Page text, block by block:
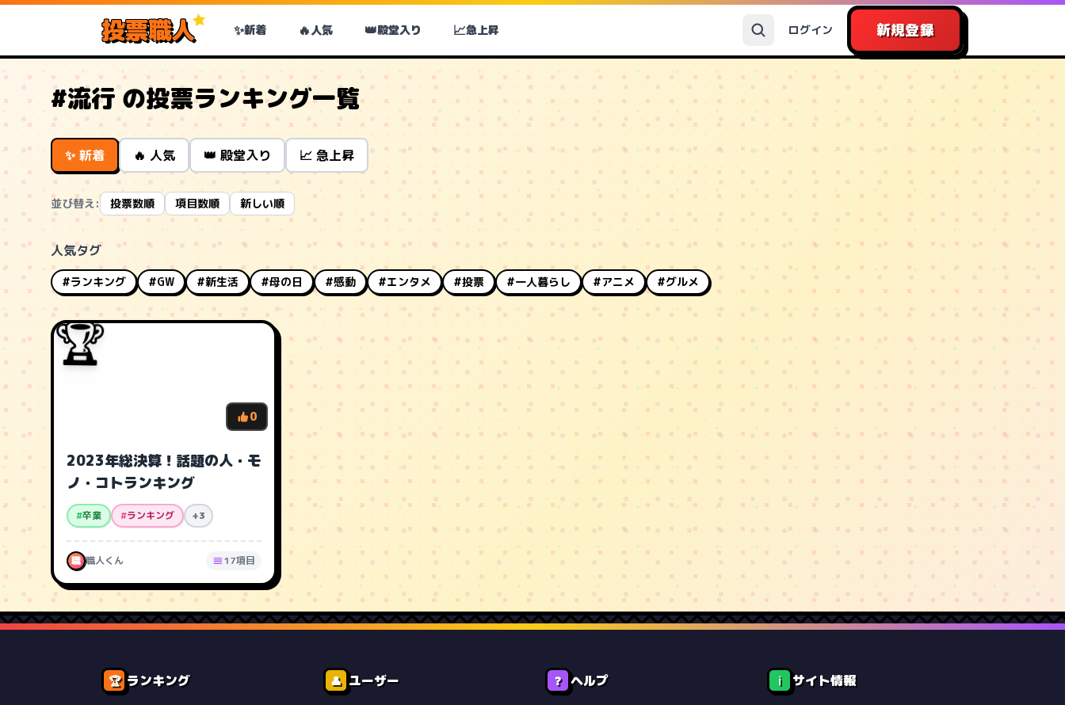
投票職人 ✨新着 🔥人気 👑殿堂入り 📈急上昇 ログイン 新規登録
#流行 の投票ランキング一覧
✨ 新着 🔥 人気 👑 殿堂入り 📈 急上昇
並び替え: 投票数順 項目数順 新しい順
人気タグ
#ランキング #GW #新生活 #母の日 #感動 #エンタメ #投票 #一人暮らし #アニメ #グルメ
🏆
0
2023年総決算！話題の人・モ
ノ・コトランキング
#卒業 #ランキング +3
職 職人くん 17項目
🏆 ランキング 👤 ユーザー ❓ ヘルプ ℹ️ サイト情報